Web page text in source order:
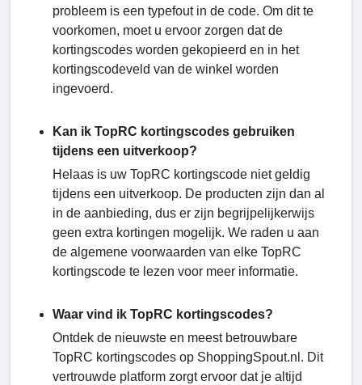
probleem is een typefout in de code. Om dit te
voorkomen, moet u ervoor zorgen dat de
kortingscodes worden gekopieerd en in het
kortingscodeveld van de winkel worden
ingevoerd.
Kan ik TopRC kortingscodes gebruiken
tijdens een uitverkoop?
Helaas is uw TopRC kortingscode niet geldig
tijdens een uitverkoop. De producten zijn dan al
in de aanbieding, dus er zijn begrijpelijkerwijs
geen extra kortingen mogelijk. We raden u aan
de algemene voorwaarden van elke TopRC
kortingscode te lezen voor meer informatie.
Waar vind ik TopRC kortingscodes?
Ontdek de nieuwste en meest betrouwbare
TopRC kortingscodes op ShoppingSpout.nl. Dit
vertrouwde platform zorgt ervoor dat je altijd